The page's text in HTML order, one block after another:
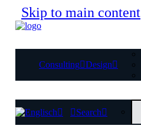
Skip to main content
Consulting Design
Search